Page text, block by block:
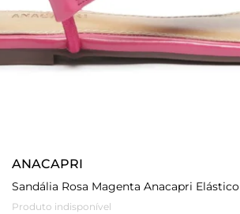
ANACAPRI
Sandália Rosa Magenta Anacapri Elástico
Produto indisponível